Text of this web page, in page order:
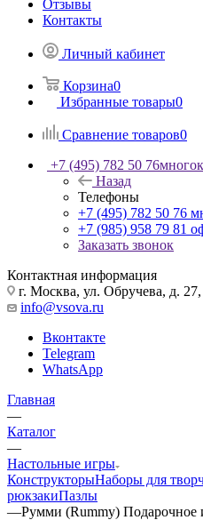
Отзывы
Контакты
Личный кабинет
Корзина0
Избранные товары0
Сравнение товаров0
+7 (495) 782 50 76
Назад
Телефоны
+7 (495) 782 50 76
+7 (985) 958 79 81
Заказать звонок
Контактная информация
г. Москва, ул. Обручева, д.
info@vsova.ru
Вконтакте
Telegram
WhatsApp
Главная
—
Каталог
—
Настольные игры
КонструкторыНаборы для
рюкзакиПазлы
—Румми (Rummy) Подарочное